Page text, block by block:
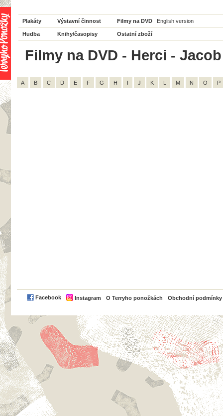
Plakáty Výstavní činnost Filmy na DVD English version
Hudba Knihy/časopisy Ostatní zboží
Filmy na DVD - Herci -
A B C D E F G H I J K L M N O P
Facebook Instagram O Terryho ponožkách Obchodní podmínky
PayPal